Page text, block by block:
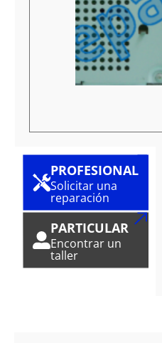
PROFESIONAL
Solicitar una
reparación
PARTICULAR
Encontrar un
taller